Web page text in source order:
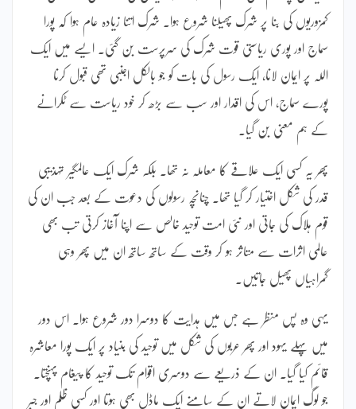
کمزوریوں کی بنا پر شرک پھیلنا شروع ہوا۔ شرک اتنا زیادہ عام ہوا کہ پورا
سماج اور پوری ریاستی قوت شرک کی سرپرست بن گئی۔ ایسے میں ایک
اللہ پر ایمان لانا، ایک رسول کی بات کو جو بالکل اجنبی تھی قبول کرنا
پورے سماج، اس کی اقدار اور سب سے بڑھ کر خود ریاست سے ٹکرانے
کے ہم معنی بن گیا۔
پھر یہ کسی ایک علاقے کا معاملہ نہ تھا۔ بلکہ شرک ایک عالمگیر تہذیبی
قدر کی شکل اختیار کر گیا تھا۔ چنانچہ رسولوں کی دعوت کے بعد جب ان کی
قوم ہلاک کی جاتی اور نئی امت توحید خالص سے اپنا آغاز کرتی تب بھی
عالمی اثرات سے متاثر ہو کر وقت کے ساتھ ساتھ ان میں پھر وہی
گمراہیاں پھیل جاتیں۔
یہی وہ پس منظر ہے جس میں ہدایت کا دوسرا دور شروع ہوا۔ اس دور
میں پہلے یہود اور پھر عربوں کی شکل میں توحید کی بنیاد پر ایک پورا معاشرہ
قائم کیا گیا۔ ان کے ذریعے سے دوسری اقوام تک توحید کا پیغام پہنچتا۔
جو لوگ ایمان لاتے ان کے سامنے ایک ماڈل بھی ہوتا اور کسی ظلم اور جبر